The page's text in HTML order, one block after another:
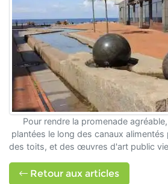
Pour rendre la promenade
plantées le long des canaux alimentés
des toits, et des œuvres d'art public
Retour aux articles